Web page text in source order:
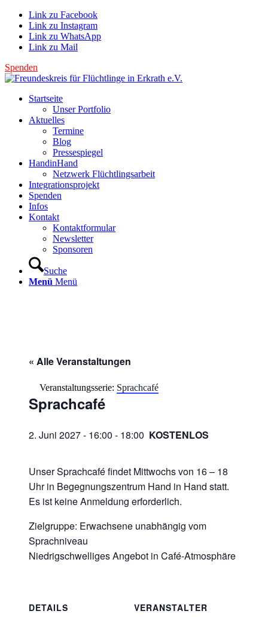
Link zu Facebook
Link zu Instagram
Link zu WhatsApp
Link zu Mail
Spenden
Startseite
Unser Portfolio
Aktuelles
Termine
Blog
Pressespiegel
HandinHand
Netzwerk Flüchtlingsarbeit
Integrationsprojekt
Spenden
Infos
Kontakt
Kontaktformular
Newsletter
Sponsoren
Suche
Menü Menü
« Alle Veranstaltungen
Veranstaltungsserie: Sprachcafé
Sprachcafé
2. Juni 2027 - 16:00 - 18:00 KOSTENLOS
Unser Sprachcafé findet Mittwochs von 16 – 18
Uhr in Begegnungszentrum Hand in Hand statt.
Es ist keine Anmeldung erforderlich.
Zielgruppe: Erwachsene unabhängig vom
Sprachniveau
Niedrigschwelliges Angebot in Café-Atmosphäre
DETAILS
VERANSTALTER